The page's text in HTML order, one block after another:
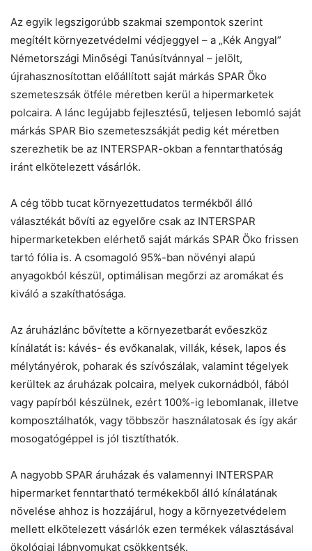
Az egyik legszigorúbb szakmai szempontok szerint
megítélt környezetvédelmi védjeggyel – a „Kék Angyal”
Németországi Minőségi Tanúsítvánnyal – jelölt,
újrahasznosítottan előállított saját márkás SPAR Öko
szemeteszsák ötféle méretben kerül a hipermarketek
polcaira. A lánc legújabb fejlesztésű, teljesen lebomló saját
márkás SPAR Bio szemeteszsákját pedig két méretben
szerezhetik be az INTERSPAR-okban a fenntarthatóság
iránt elkötelezett vásárlók.
A cég több tucat környezettudatos termékből álló
választékát bővíti az egyelőre csak az INTERSPAR
hipermarketekben elérhető saját márkás SPAR Öko frissen
tartó fólia is. A csomagoló 95%-ban növényi alapú
anyagokból készül, optimálisan megőrzi az aromákat és
kiváló a szakíthatósága.
Az áruházlánc bővítette a környezetbarát evőeszköz
kínálatát is: kávés- és evőkanalak, villák, kések, lapos és
mélytányérok, poharak és szívószálak, valamint tégelyek
kerültek az áruházak polcaira, melyek cukornádból, fából
vagy papírból készülnek, ezért 100%-ig lebomlanak, illetve
komposztálhatók, vagy többször használatosak és így akár
mosogatógéppel is jól tisztíthatók.
A nagyobb SPAR áruházak és valamennyi INTERSPAR
hipermarket fenntartható termékekből álló kínálatának
növelése ahhoz is hozzájárul, hogy a környezetvédelem
mellett elkötelezett vásárlók ezen termékek választásával
ökológiai lábnyomukat csökkentsék.